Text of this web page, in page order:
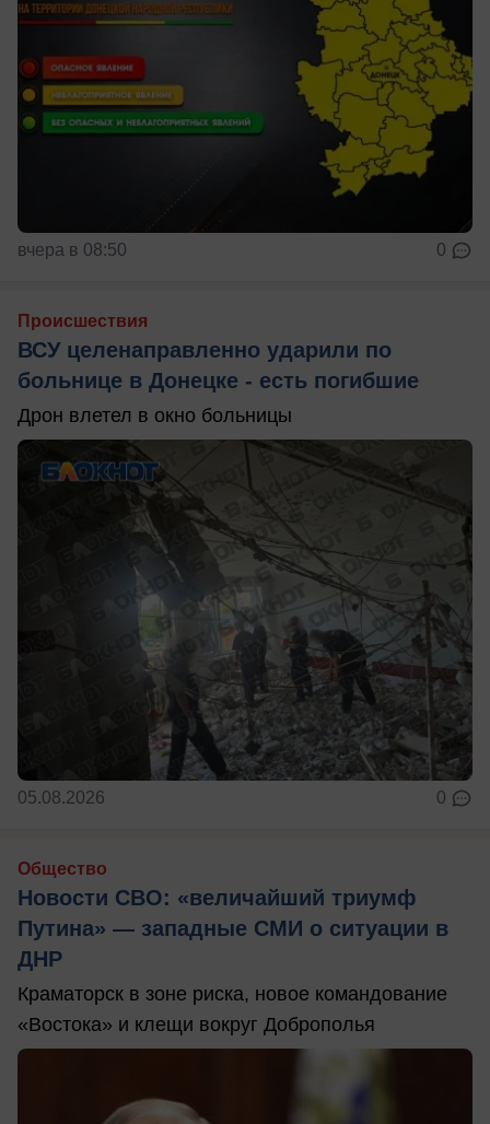
вчера в 08:50 0
Происшествия
ВСУ целенаправленно ударили по
больнице в Донецке - есть погибшие
Дрон влетел в окно больницы
05.08.2026 0
Общество
Новости СВО: «величайший триумф
Путина» — западные СМИ о ситуации в
ДНР
Краматорск в зоне риска, новое командование
«Востока» и клещи вокруг Доброполья